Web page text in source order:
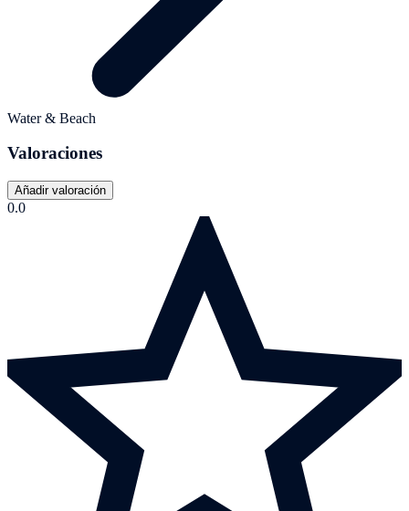
Water & Beach
Valoraciones
Añadir valoración
0.0